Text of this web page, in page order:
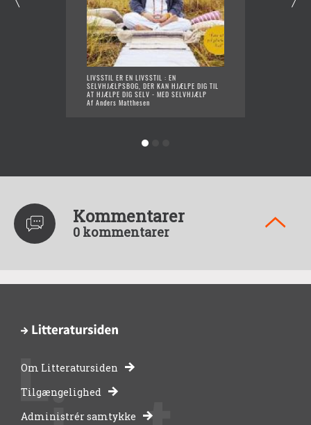
LIVSSTIL ER EN LIVSSTIL : EN
SELVHJÆLPSBOG, DER KAN HJÆLPE DIG TIL
AT HJÆLPE DIG SELV - MED SELVHJÆLP
Af Anders Matthesen
Kommentarer
0 kommentarer
-
Om Litteratursiden
Tilgængelighed
Administrér samtykke